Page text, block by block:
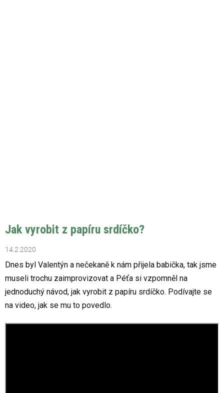
Jak vyrobit z papíru srdíčko?
14.2.2020
Dnes byl Valentýn a nečekaně k nám přijela babička, tak jsme
museli trochu zaimprovizovat a Péťa si vzpomněl na
jednoduchý návod, jak vyrobit z papíru srdíčko. Podívajte se
na video, jak se mu to povedlo.